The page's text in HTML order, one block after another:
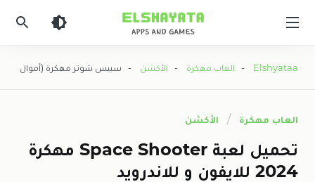
Elshyataa
- العاب مهكرة - الأكشن - سبيس شوتر مهكرة (أموال غير
العاب مهكرة الأكشن
تحميل لعبة Space Shooter مهكرة
2024 للايفون و للاندرويد